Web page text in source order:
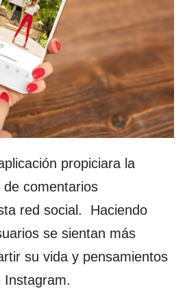
propiciara la
comentarios
red social. Haciendo
se sientan más
su vida y pensamientos
Instagram.